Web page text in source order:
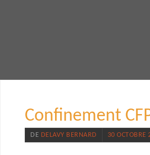
Confinement
DE DELAVY BERNARD 30 OCTOBRE